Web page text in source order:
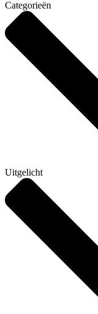
Categorieën
Uitgelicht